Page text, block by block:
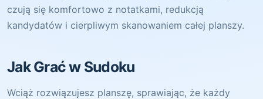
czują się komfortowo z notatkami, redukcją
kandydatów i cierpliwym skanowaniem całej planszy.
Jak Grać w Sudoku
Wciąż rozwiązujesz planszę, sprawiając, że każdy